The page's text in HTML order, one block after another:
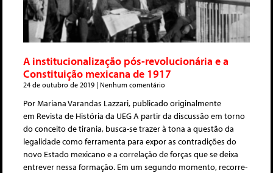
A institucionalização pós-revolucionária e a
Constituição mexicana de 1917
24 de outubro de 2019 Nenhum comentário
Por Mariana Varandas Lazzari, publicado originalmente
em Revista de História da UEG A partir da discussão em torno
do conceito de tirania, busca-se trazer à tona a questão da
legalidade como ferramenta para expor as contradições do
novo Estado mexicano e a correlação de forças que se deixa
entrever nessa formação. Em um segundo momento, recorre-